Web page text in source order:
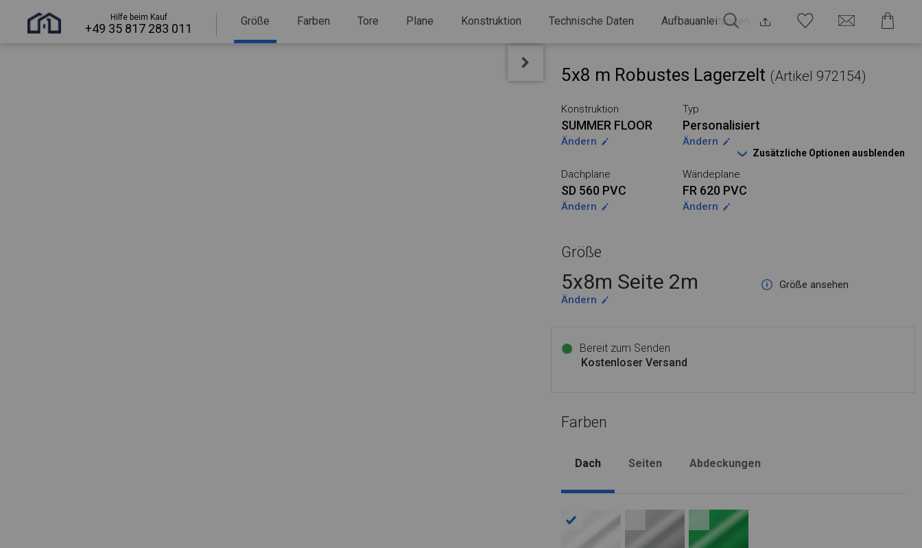
Hilfe beim Kauf
+49 35 817 283 011
Größe Farben Tore Plane Konstruktion Technische Daten Aufbauanleitungen
5x8 m Robustes Lagerzelt (Artikel 972154)
Konstruktion
SUMMER FLOOR
Ändern
Typ
Personalisiert
Ändern
Zusätzliche Optionen ausblenden
Dachplane
SD 560 PVC
Ändern
Wändeplane
FR 620 PVC
Ändern
Größe
5x8m Seite 2m
Größe ansehen
Ändern
Bereit zum Senden
Kostenloser Versand
Farben
Dach Seiten Abdeckungen